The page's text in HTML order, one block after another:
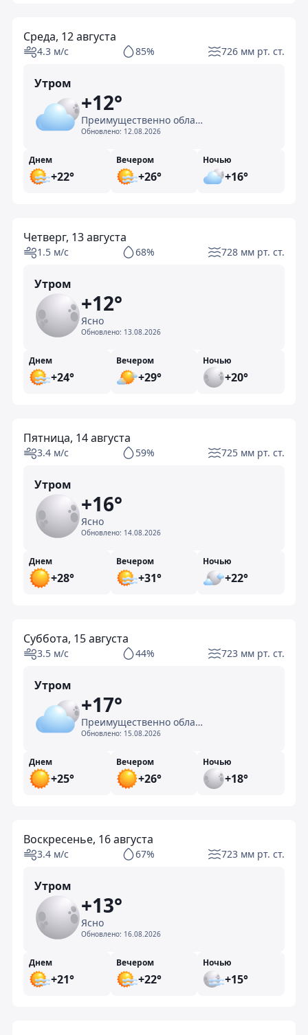
Среда, 12 августа
4.3 м/с 85% 726 мм рт. ст.
Утром
+12°
Преимущественно облачно
Обновлено: 12.08.2026
Днем
+22°
Вечером
+26°
Ночью
+16°
Четверг, 13 августа
1.5 м/с 68% 728 мм рт. ст.
Утром
+12°
Ясно
Обновлено: 13.08.2026
Днем
+24°
Вечером
+29°
Ночью
+20°
Пятница, 14 августа
3.4 м/с 59% 725 мм рт. ст.
Утром
+16°
Ясно
Обновлено: 14.08.2026
Днем
+28°
Вечером
+31°
Ночью
+22°
Суббота, 15 августа
3.5 м/с 44% 723 мм рт. ст.
Утром
+17°
Преимущественно облачно
Обновлено: 15.08.2026
Днем
+25°
Вечером
+26°
Ночью
+18°
Воскресенье, 16 августа
3.4 м/с 67% 723 мм рт. ст.
Утром
+13°
Ясно
Обновлено: 16.08.2026
Днем
+21°
Вечером
+22°
Ночью
+15°